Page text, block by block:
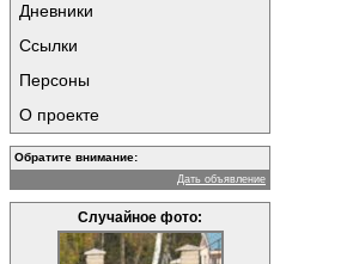
Дневники
Ссылки
Персоны
О проекте
Обратите внимание:
Дать объявление
Случайное фото: